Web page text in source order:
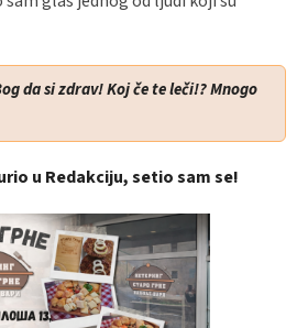
da si zdrav! Koj če te leči!? Mnogo
u Redakciju, setio sam se!